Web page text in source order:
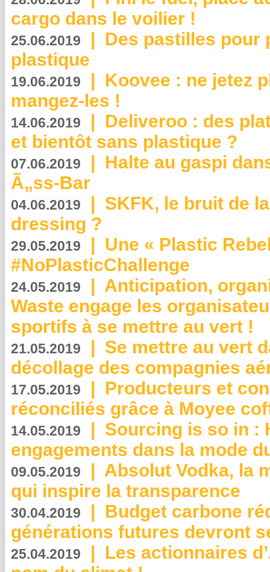
cargo dans le voilier !
25.06.2019 | Des pastilles pour
plastique
19.06.2019 | Koovee : ne jetez
mangez-les !
14.06.2019 | Deliveroo : des
et bientôt sans plastique ?
07.06.2019 | Halte au gaspi
Ã„ss-Bar
04.06.2019 | SKFK, le bruit de
dressing ?
29.05.2019 | Une « Plastic
#NoPlasticChallenge
24.05.2019 | Anticipation,
Waste engage les
sportifs à se mettre au vert !
21.05.2019 | Se mettre au vert
décollage des compagnies
17.05.2019 | Producteurs et
réconciliés grâce à Moyee
14.05.2019 | Sourcing is so in :
engagements dans la mode
09.05.2019 | Absolut Vodka, la
qui inspire la transparence
30.04.2019 | Budget carbone
générations futures devront
25.04.2019 | Les actionnaires